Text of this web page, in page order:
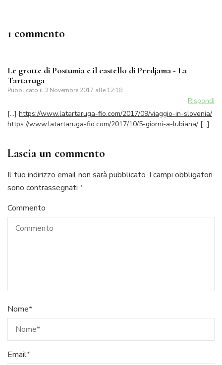
1 commento
Le grotte di Postumia e il castello di Predjama - La
Tartaruga
Pubblicato il 3 Novembre 2017 alle 12:18
Rispondi
[…] https://www.latartaruga-fio.com/2017/09/viaggio-in-slovenia/
https://www.latartaruga-fio.com/2017/10/5-giorni-a-lubiana/ […]
Lascia un commento
Il tuo indirizzo email non sarà pubblicato. I campi obbligatori
sono contrassegnati *
Commento
Nome*
Email*